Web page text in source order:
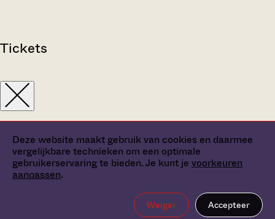
Deze website maakt gebruik van cookies en daarmee
vergelijkbare technieken om een optimale
gebruikerservaring te bieden. Je kunt je voorkeuren
aanpassen.
Weiger Accepteer
Tickets